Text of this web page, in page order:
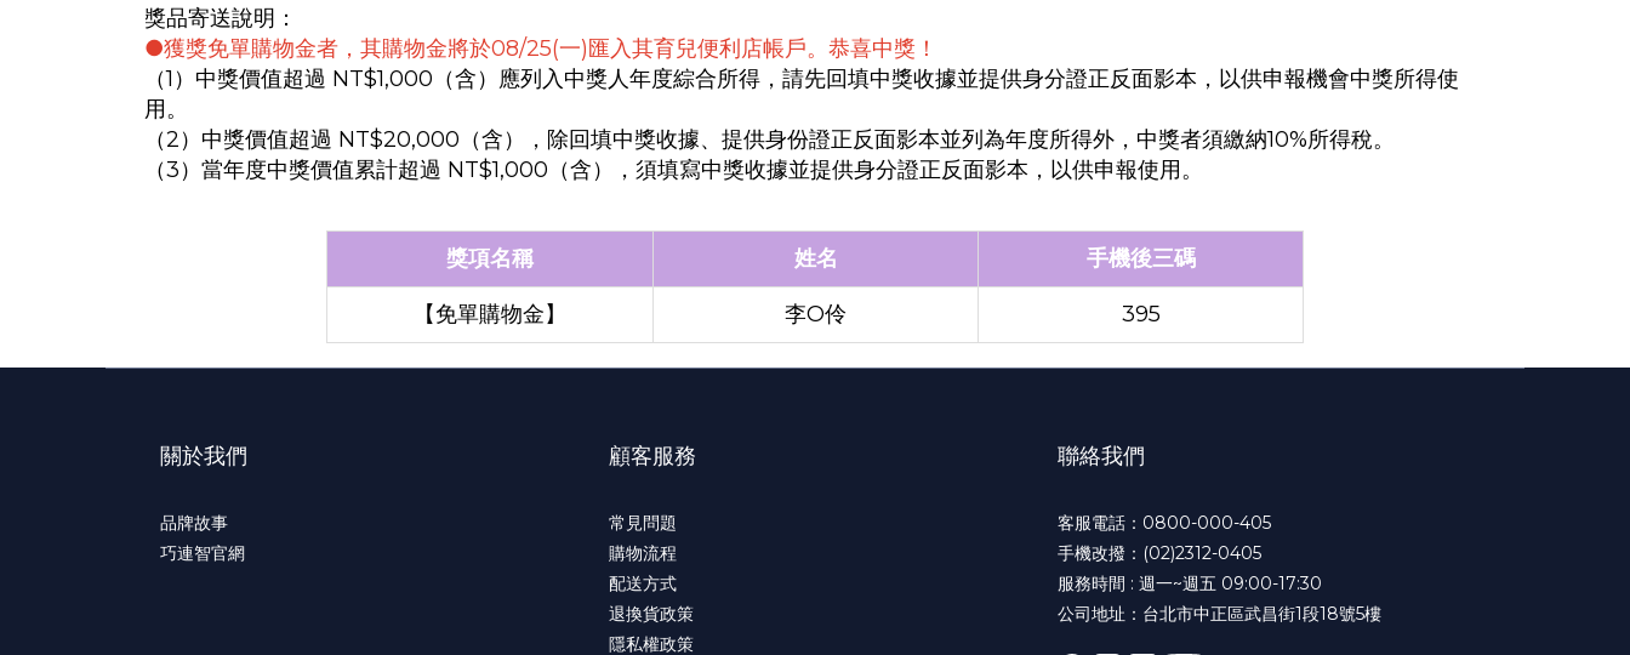
獎品寄送說明：
●獲獎免單購物金者，其購物金將於08/25(一)匯入其育兒便利店帳戶。恭喜中獎！
（1）中獎價值超過 NT$1,000（含）應列入中獎人年度綜合所得，請先回填中獎收據並提供身分證正反面影本，以供申報機會中獎所得使
用。
（2）中獎價值超過 NT$20,000（含），除回填中獎收據、提供身份證正反面影本並列為年度所得外，中獎者須繳納10%所得稅。
（3）當年度中獎價值累計超過 NT$1,000（含），須填寫中獎收據並提供身分證正反面影本，以供申報使用。
獎項名稱 姓名 手機後三碼
【免單購物金】 李O伶 395
關於我們
品牌故事
巧連智官網
顧客服務
常見問題
購物流程
配送方式
退換貨政策
隱私權政策
聯絡我們
客服電話：0800-000-405
手機改撥：(02)2312-0405
服務時間 : 週一~週五 09:00-17:30
公司地址：台北市中正區武昌街1段18號5樓